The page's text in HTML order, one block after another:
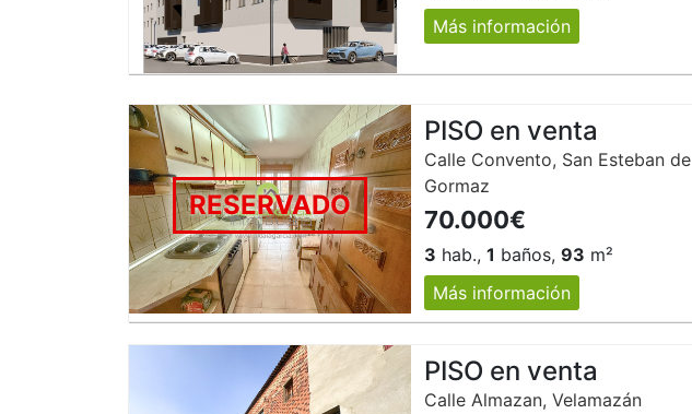
Más información
RESERVADO
PISO en venta
Calle Convento, San Esteban de
Gormaz
70.000€
3 hab.,1 baños,93 m²
Más información
PISO en venta
Calle Almazan, Velamazán